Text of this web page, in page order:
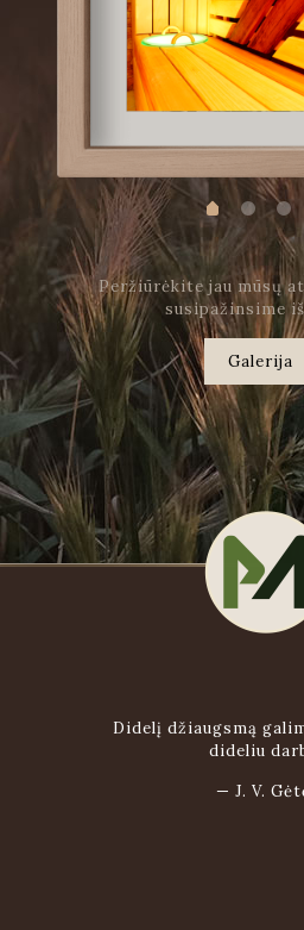
Peržiūrėkite jau mūsų
susipažinsime
Galerija
Didelį džiaugsmą
dideliu
— J. V.